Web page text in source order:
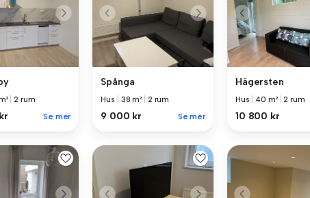
|2 rum
Se mer
Spånga
Hus 38 m² 2 rum
9 000 kr Se mer
Hägersten
Hus 40 m² |2 rum
10 800 kr